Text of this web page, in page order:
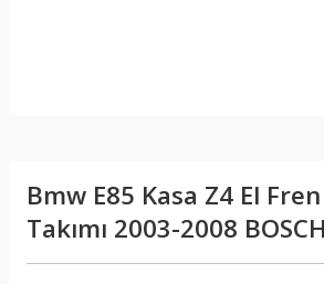
Bmw E85 Kasa Z4 El
Takımı 2003-2008 BOSCH